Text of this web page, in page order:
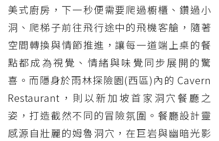
美式廚房，下一秒便需要爬過櫥櫃、鑽過小
洞、爬梯子前往飛行途中的飛機客艙，隨著
空間轉換與情節推進，讓每一道端上桌的餐
點都成為視覺、情緒與味覺同步展開的驚
喜。而隱身於雨林探險園(西區)內的 Cavern
Restaurant，則以新加坡首家洞穴餐廳之
姿，打造截然不同的冒險氛圍。餐廳設計靈
感源自壯麗的姆魯洞穴，在巨岩與幽暗光影